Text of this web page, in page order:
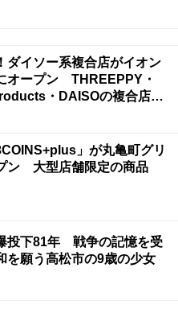
ダイソー系複合店がイオン
オープン THREEPPY・
・DAISOの複合店は
」が丸亀町グリ
ン 大型店舗限定の商品
投下81年 戦争の記憶を受
を願う高松市の9歳の少女